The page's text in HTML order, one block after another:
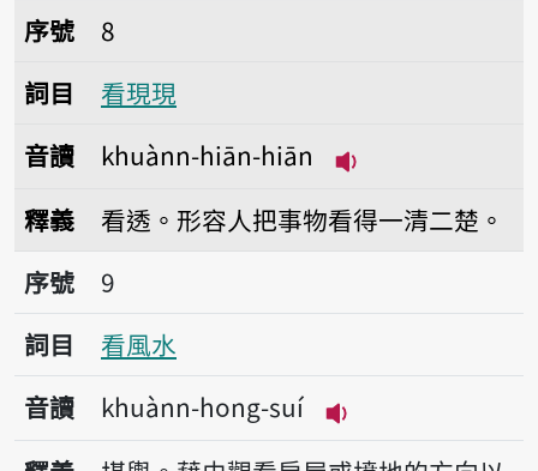
序號8看現現
序號
8
詞目
看現現
音讀
khuànn-hiān-hiān
釋義
看透。形容人把事物看得一清二楚。
序號9看風水
序號
9
詞目
看風水
音讀
khuànn-hong-suí
播放音讀khuànn-